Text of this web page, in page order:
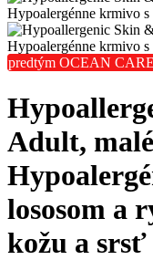
predtým OCEAN
Adult,
lososom a
kožu a srsť